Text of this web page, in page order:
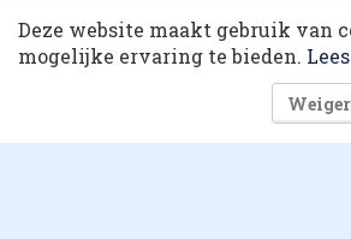
Archief
Sitemap
Website is
Deze website maakt gebruik van
mogelijke ervaring te bieden.
Korting op events